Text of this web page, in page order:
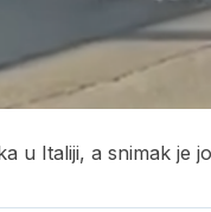
u Italiji, a snimak je